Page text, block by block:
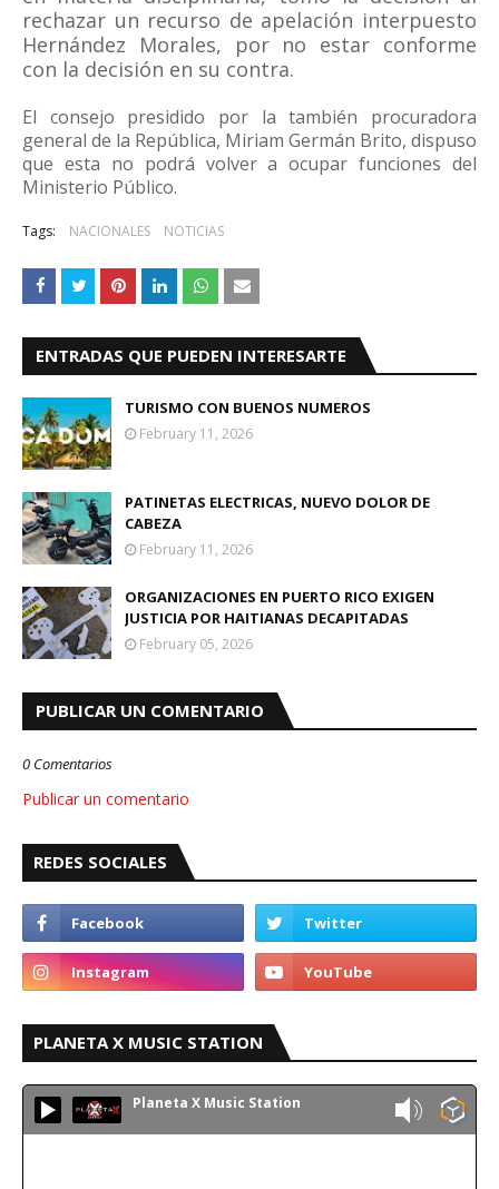
rechazar un recurso de apelación interpuesto
Hernández Morales, por no estar conforme
con la decisión en su contra.
El consejo presidido por la también procuradora
general de la República, Miriam Germán Brito, dispuso
que esta no podrá volver a ocupar funciones del
Ministerio Público.
Tags: NACIONALES NOTICIAS
ENTRADAS QUE PUEDEN INTERESARTE
TURISMO CON BUENOS NUMEROS
February 11, 2026
PATINETAS ELECTRICAS, NUEVO DOLOR DE
CABEZA
February 11, 2026
ORGANIZACIONES EN PUERTO RICO EXIGEN
JUSTICIA POR HAITIANAS DECAPITADAS
February 05, 2026
PUBLICAR UN COMENTARIO
0 Comentarios
Publicar un comentario
REDES SOCIALES
PLANETA X MUSIC STATION
Planeta X Music Station